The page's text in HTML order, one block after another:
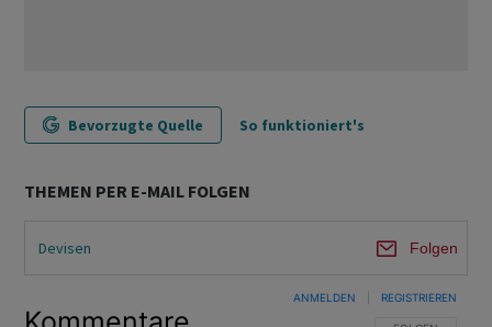
Bevorzugte Quelle So funktioniert's
THEMEN PER E-MAIL FOLGEN
Devisen Folgen
ANMELDEN REGISTRIEREN